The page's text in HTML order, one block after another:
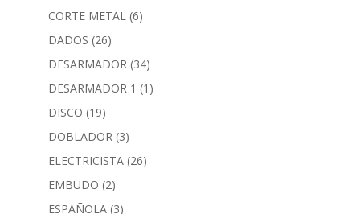
CORTE METAL (6)
DADOS (26)
DESARMADOR (34)
DESARMADOR 1 (1)
DISCO (19)
DOBLADOR (3)
ELECTRICISTA (26)
EMBUDO (2)
ESPAÑOLA (3)